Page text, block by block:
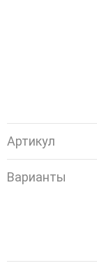
Артикул
Варианты